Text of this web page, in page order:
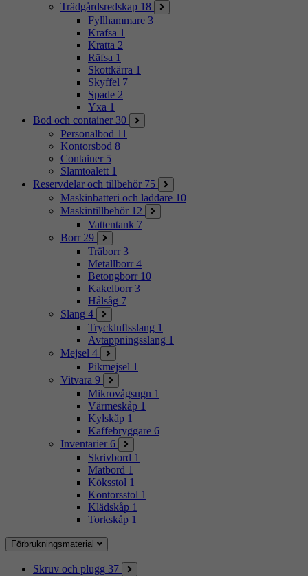
Trädgårdsredskap 18
Fyllhammare 3
Krafsa 1
Kratta 2
Räfsa 1
Skottkärra 1
Skyffel 7
Spade 2
Yxa 1
Bod och container 30
Personalbod 11
Kontorsbod 8
Container 5
Slamtoalett 1
Reservdelar och tillbehör 75
Maskinbatteri och laddare 10
Maskintillbehör 12
Vattentank 7
Borr 29
Träborr 3
Metallborr 4
Betongborr 10
Kakelborr 3
Hålsåg 7
Slang 4
Tryckluftsslang 1
Avtappningsslang 1
Mejsel 4
Pikmejsel 1
Vitvara 9
Mikrovågsugn 1
Värmeskåp 1
Kylskåp 1
Kaffebryggare 6
Inventarier 6
Skrivbord 1
Matbord 1
Köksstol 1
Kontorsstol 1
Klädskåp 1
Torkskåp 1
Förbrukningsmaterial
Skruv och plugg 37